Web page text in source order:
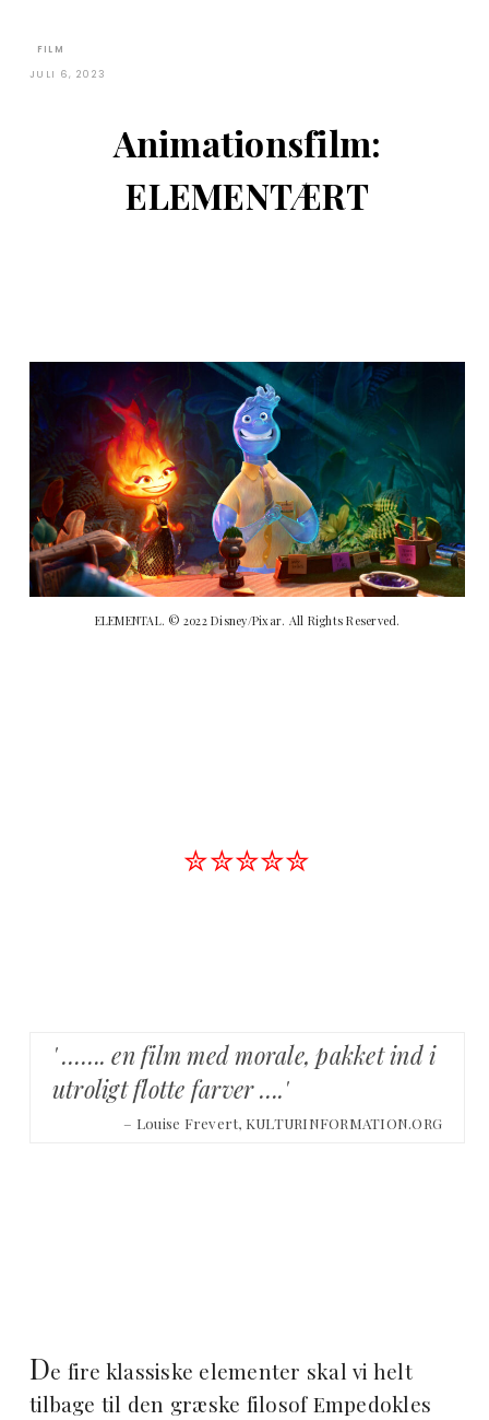
FILM
JULI 6, 2023
Animationsfilm:
ELEMENTÆRT
ELEMENTAL. © 2022 Disney/Pixar. All Rights Reserved.
✮✮✮✮✮
' ……. en film med morale, pakket ind i
utroligt flotte farver ….'
– Louise Frevert, KULTURINFORMATION.ORG
De fire klassiske elementer skal vi helt
tilbage til den græske filosof Empedokles